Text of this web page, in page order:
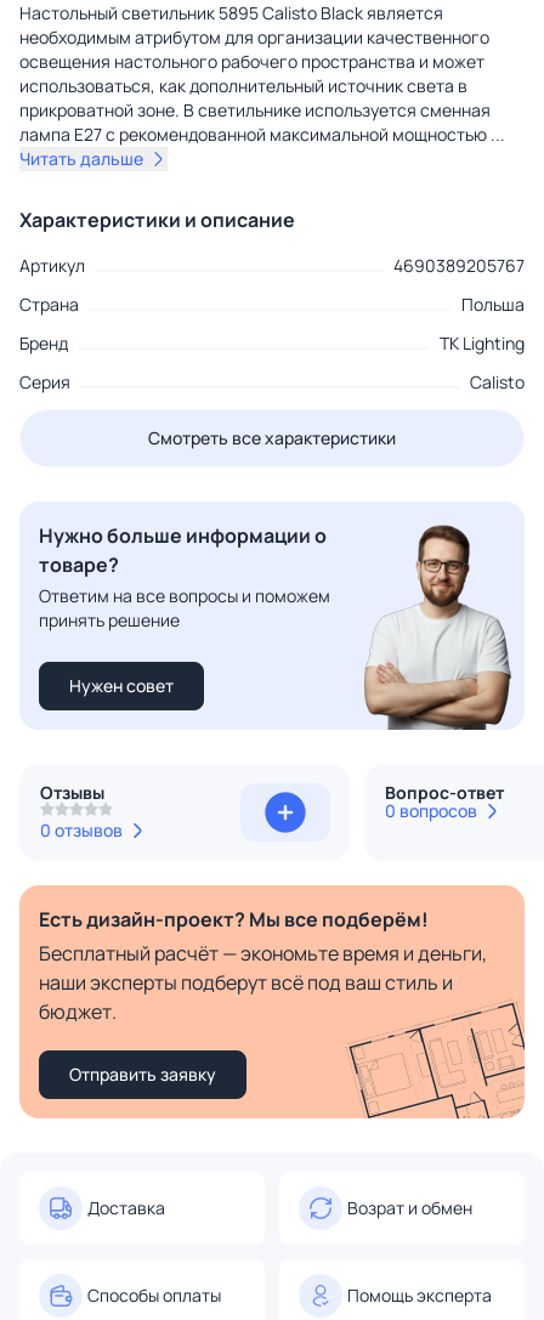
Настольный светильник 5895 Calisto Black является
необходимым атрибутом для организации качественного
освещения настольного рабочего пространства и может
использоваться, как дополнительный источник света в
прикроватной зоне. В светильнике используется сменная
лампа E27 с рекомендованной максимальной мощностью ...
Читать дальше
Характеристики и описание
Артикул
4690389205767
Страна
Польша
Бренд
TK Lighting
Серия
Calisto
Смотреть все характеристики
Нужно больше информации о
товаре?
Ответим на все вопросы и поможем
принять решение
Нужен совет
Отзывы
0 отзывов
Вопрос-ответ
0 вопросов
Есть дизайн-проект? Мы все подберём!
Бесплатный расчёт — экономьте время и деньги,
наши эксперты подберут всё под ваш стиль и
бюджет.
Отправить заявку
Доставка Возрат и обмен
Способы оплаты Помощь эксперта